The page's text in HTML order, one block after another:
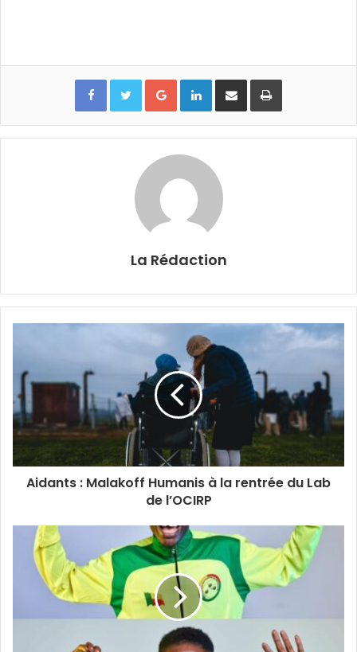
Google+LinkedinPartager par email Imprimer
La Rédaction
Aidants : Malakoff Humanis à la rentrée du Lab
de l’OCIRP